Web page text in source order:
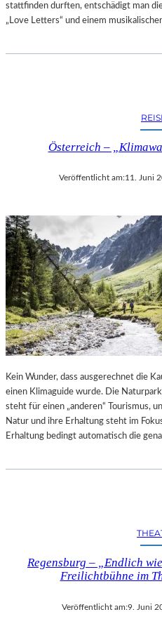
stattfinden durften, entschädigt man
„Love Letters“ und einem
Österreich –
Veröffentlicht am:11. Juni
Kein Wunder, dass ausgerechnet die
einen Klimaguide wurde. Die
steht für einen „anderen“ Tourismus,
Natur und ihre Erhaltung steht im
Erhaltung bedingt automatisch die
Regensburg – „Endlich
Freilichtbühne im
Veröffentlicht am:9. Juni